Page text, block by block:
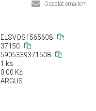
Odeslat emailem
ELSVOS1565608
37150
5905339371508
1 ks
0,00 Kč
ARGUS